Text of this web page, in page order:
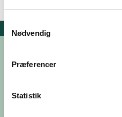
Samtykkevalg
Nødvendig
Præferencer
Statistik